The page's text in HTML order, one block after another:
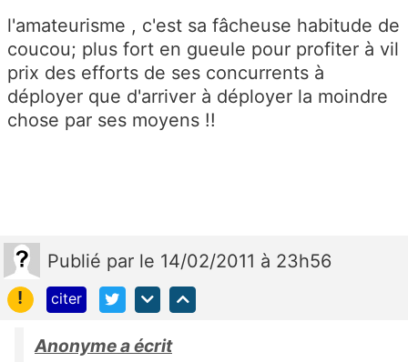
l'amateurisme , c'est sa fâcheuse habitude de
coucou; plus fort en gueule pour profiter à vil
prix des efforts de ses concurrents à
déployer que d'arriver à déployer la moindre
chose par ses moyens !!
Publié par le 14/02/2011 à 23h56
!
citer
Anonyme a écrit